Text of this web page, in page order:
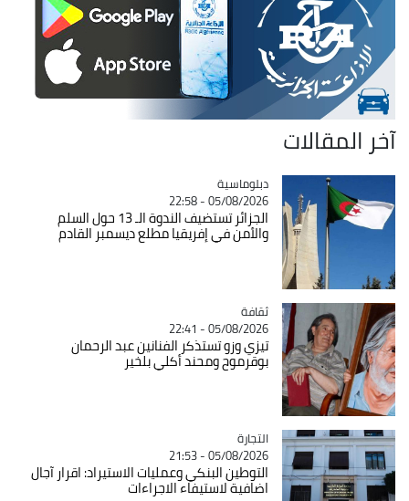
آخر المقالات
Catégorie
دبلوماسية
05/08/2026 - 22:58
الجزائر تستضيف الندوة الـ 13 حول السلم
والأمن في إفريقيا مطلع ديسمبر القادم
Catégorie
ثقافة
05/08/2026 - 22:41
تيزي وزو تستذكر الفنانين عبد الرحمان
بوقرموح ومحند أكلي بلخير
Catégorie
التجارة
05/08/2026 - 21:53
التوطين البنكي وعمليات الاستيراد: اقرار آجال
اضافية لاستيفاء الاجراءات